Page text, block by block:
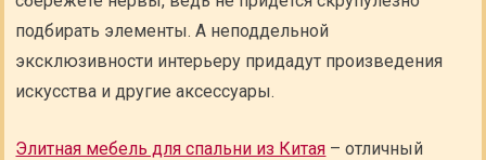
подбирать элементы. А неподдельной
эксклюзивности интерьеру придадут произведения
искусства и другие аксессуары.
Элитная мебель для спальни из Китая – отличный